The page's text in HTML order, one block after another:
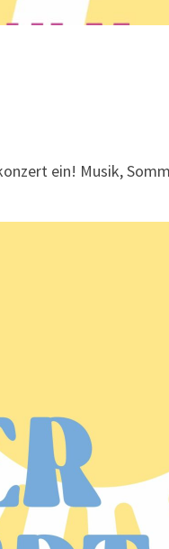
ein! Musik,